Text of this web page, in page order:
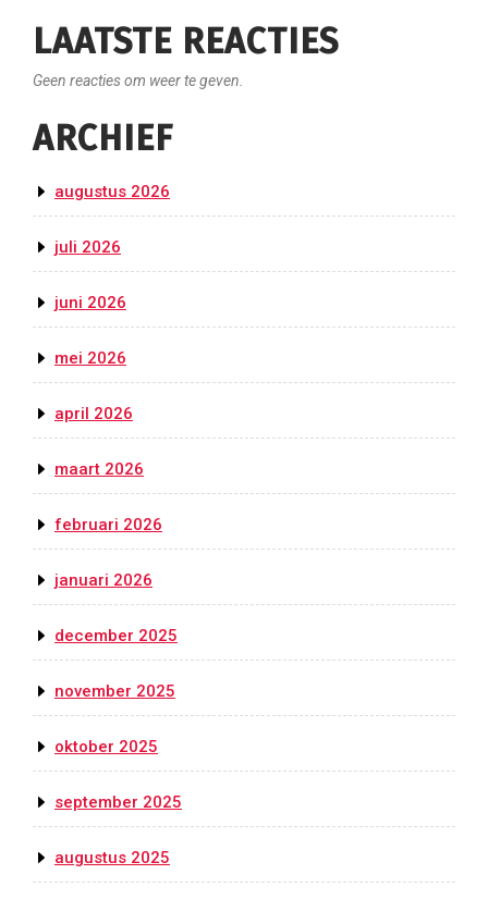
LAATSTE REACTIES
Geen reacties om weer te geven.
ARCHIEF
augustus 2026
juli 2026
juni 2026
mei 2026
april 2026
maart 2026
februari 2026
januari 2026
december 2025
november 2025
oktober 2025
september 2025
augustus 2025